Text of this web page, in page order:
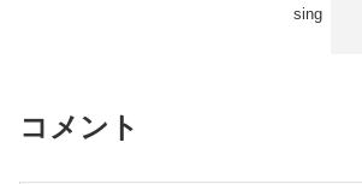
sing
コメント